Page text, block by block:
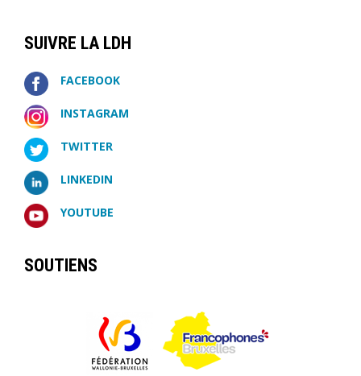
SUIVRE LA LDH
FACEBOOK
INSTAGRAM
TWITTER
LINKEDIN
YOUTUBE
SOUTIENS